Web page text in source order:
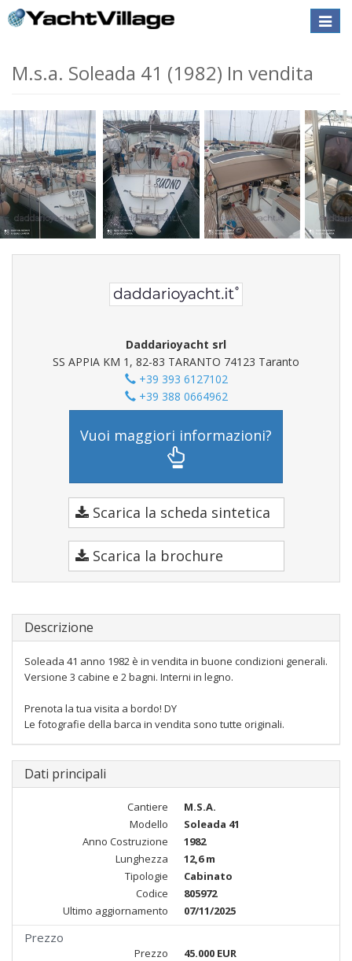
Toggle
M.s.a. Soleada 41 (1982) In vendita
Daddarioyacht srl
SS APPIA KM 1, 82-83 TARANTO 74123 Taranto
+39 393 6127102
+39 388 0664962
Vuoi maggiori informazioni?
Scarica la scheda sintetica
Scarica la brochure
Descrizione
Soleada 41 anno 1982 è in vendita in buone condizioni generali.
Versione 3 cabine e 2 bagni. Interni in legno.
Prenota la tua visita a bordo! DY
Le fotografie della barca in vendita sono tutte originali.
Dati principali
Cantiere
M.S.A.
Modello
Soleada 41
Anno Costruzione
1982
Lunghezza
12,6 m
Tipologie
Cabinato
Codice
805972
Ultimo aggiornamento
07/11/2025
Prezzo
Prezzo 45.000 EUR